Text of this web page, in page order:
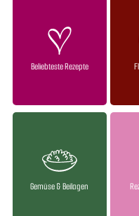
Beliebteste Rezepte
Gemüse & Beilagen